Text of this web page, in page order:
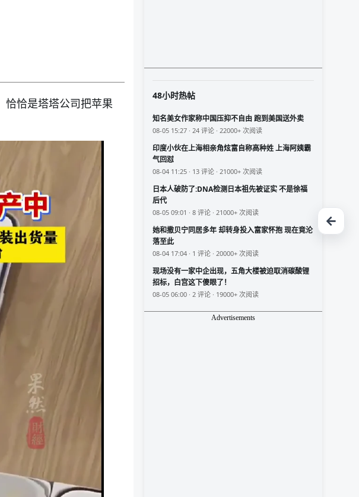
恰恰是塔塔公司把苹果
48小时热帖
知名美女作家称中国压抑不自由 跑到美国送外卖
08-05 15:27 · 24 评论 · 22000+ 次阅读
印度小伙在上海相亲角炫富自称高种姓 上海阿姨霸
气回怼
08-04 11:25 · 13 评论 · 21000+ 次阅读
日本人破防了:DNA检测日本祖先被证实 不是徐福
后代
08-05 09:01 · 8 评论 · 21000+ 次阅读
她和撒贝宁同居多年 却转身投入富家怀抱 现在竟沦
落至此
08-04 17:04 · 1 评论 · 20000+ 次阅读
现场没有一家中企出现，五角大楼被迫取消碳酸锂
招标，白宫这下傻眼了！
08-05 06:00 · 2 评论 · 19000+ 次阅读
Advertisements